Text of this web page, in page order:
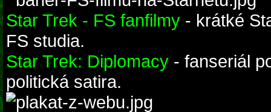
Star Trek - FS fanfilmy - krátké
FS studia.
Star Trek: Diplomacy - fanseriál
politická satira.